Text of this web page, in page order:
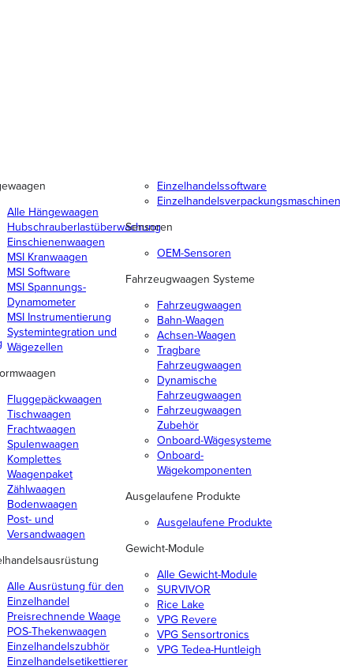
Alle Hängewaagen
Hubschrauberlastüberwachung
Einschienenwaagen
MSI Kranwaagen
MSI Software
MSI Spannungs-
Dynamometer
MSI Instrumentierung
Systemintegration und
Wägezellen
Fluggepäckwaagen
Tischwaagen
Frachtwaagen
Spulenwaagen
Komplettes
Waagenpaket
Zählwaagen
Bodenwaagen
Post- und
Versandwaagen
Alle Ausrüstung für den
Einzelhandel
Preisrechnende Waage
POS-Thekenwaagen
Einzelhandelszubhör
Einzelhandelsetikettierer
Einzelhandelssoftware
Einzelhandelsverpackungsmaschinen
Sensoren
OEM-Sensoren
Fahrzeugwaagen Systeme
Fahrzeugwaagen
Bahn-Waagen
Achsen-Waagen
Tragbare
Fahrzeugwaagen
Dynamische
Fahrzeugwaagen
Fahrzeugwaagen
Zubehör
Onboard-Wägesysteme
Onboard-
Wägekomponenten
Ausgelaufene Produkte
Ausgelaufene Produkte
Gewicht-Module
Alle Gewicht-Module
SURVIVOR
Rice Lake
VPG Revere
VPG Sensortronics
VPG Tedea-Huntleigh